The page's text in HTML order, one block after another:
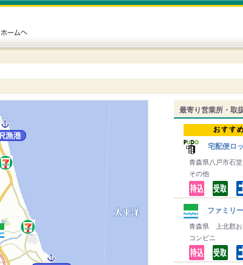
最寄り営業所・取
宅配便ロ
青森県八戸市石堂
その他
ファミリ
青森県 上北郡お
コンビニ